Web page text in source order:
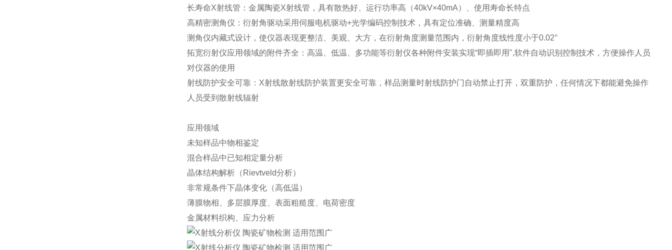
长寿命X射线管：金属陶瓷X射线管，具有散热好、运行功率高（40kV×40mA）、使用寿命长特点
高精密测角仪：衍射角驱动采用伺服电机驱动+光学编码控制技术，具有定位准确、测量精度高
测角仪内藏式设计，使仪器表现更整洁、美观、大方，在衍射角度测量范围内，衍射角度线性度小于0.02°
拓宽衍射仪应用领域的附件齐全：高温、低温、多功能等衍射仪各种附件安装实现“即插即用",软件自动识别控制技术，方便操作人员
对仪器的使用
射线防护安全可靠：X射线散射线防护装置更安全可靠，样品测量时射线防护门自动禁止打开，双重防护，任何情况下都能避免操作
人员受到散射线辐射
应用领域
未知样品中物相鉴定
混合样品中已知相定量分析
晶体结构解析（Rievtveld分析）
非常规条件下晶体变化（高低温）
薄膜物相、多层膜厚度、表面粗糙度、电荷密度
金属材料织构、应力分析